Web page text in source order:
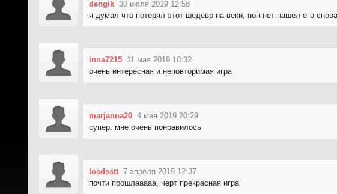
dengik 30 июля 2019 12:58
я думал что потерял этот шедевр на веки, нон нет нашёл его
inna7215 11 мая 2019 10:32
очень интересная и неповторимая игра
marjanna20 4 мая 2019 20:29
супер, мне очень понравилось
losdsstt 7 апреля 2019 12:37
почти прошлааааа, черт прекрасная игра